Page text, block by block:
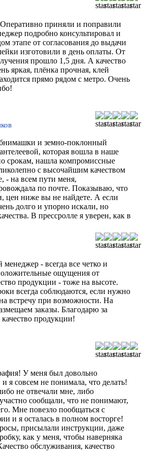
приняли и поправили
подробно консультировал и
этапе от согласования до выдачи
изготовили в день оплаты. От
прошло 1,5 дня. А качество
яркая, плёнка прочная, клей
прямо рядом с метро. Очень
и земно-поклонный
которая вошла в наше
срокам, нашла компромиссные
с высочайшим качеством
- на всем пути меня,
по почте. Показываю, что
цен ниже вы не найдете. А если
долго и упорно искали, но
В прессролле я уверен, как в
- всегда все четко и
ощущения от
продукции - тоже на высоте.
всегда соблюдаются, если нужно
встречу при возможности. На
заказы. Благодарю за
продукции!
У меня был довольно
и я совсем не понимала, что делать!
не отвечали мне, либо
сообщали, что не понимают,
Мне повезло пообщаться с
и я осталась в полном восторге!
присылали инструкции, даже
как у меня, чтобы наверняка
обслуживания, качество